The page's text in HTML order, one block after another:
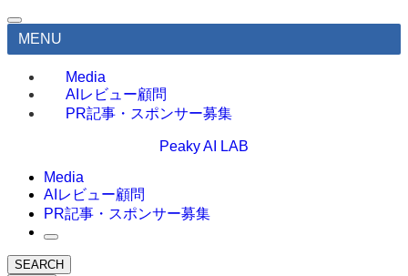
MENU
Media
AIレビュー顧問
PR記事・スポンサー募集
Peaky AI LAB
Media
AIレビュー顧問
PR記事・スポンサー募集
SEARCH